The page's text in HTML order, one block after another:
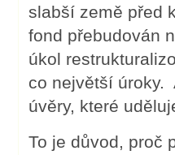
slabší země před
fond přebudován
úkol
co největší úroky.
úvěry, které
To je důvod, proč